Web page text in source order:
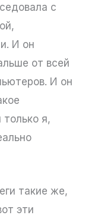
с
И он
от всей
И он
я,
такие же,
эти